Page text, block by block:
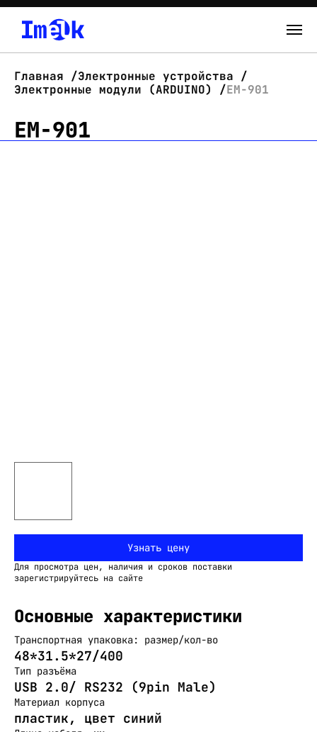
О нас
Новости
Главная
Электронные устройства
Электронные модули (ARDUINO)
EM-901
EM-901
Узнать цену
Для просмотра цен, наличия и сроков поставки
зарегистрируйтесь на сайте
Основные характеристики
Транспортная упаковка: размер/кол-во
48*31.5*27/400
Тип разъёма
USB 2.0/ RS232 (9pin Male)
Материал корпуса
пластик, цвет синий